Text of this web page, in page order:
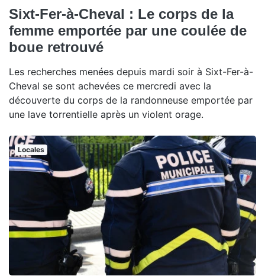
Sixt-Fer-à-Cheval : Le corps de la
femme emportée par une coulée de
boue retrouvé
Les recherches menées depuis mardi soir à Sixt-Fer-à-
Cheval se sont achevées ce mercredi avec la
découverte du corps de la randonneuse emportée par
une lave torrentielle après un violent orage.
Locales